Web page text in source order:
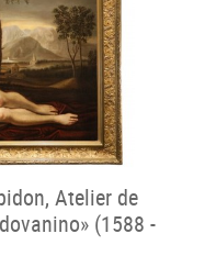
Atelier de
(1588 -